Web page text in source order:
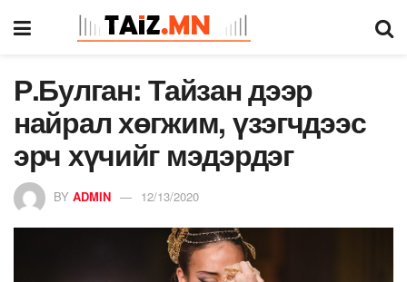
Р.Булган: Тайзан дээр
найрал хөгжим, үзэгчдээс
эрч хүчийг мэдэрдэг
BY ADMIN 12/13/2020